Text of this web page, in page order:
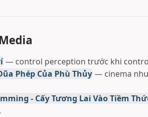
— control perception trước khi
Phép Của Phù Thủy — cinema
- Cấy Tương Lai Vào Tiềm